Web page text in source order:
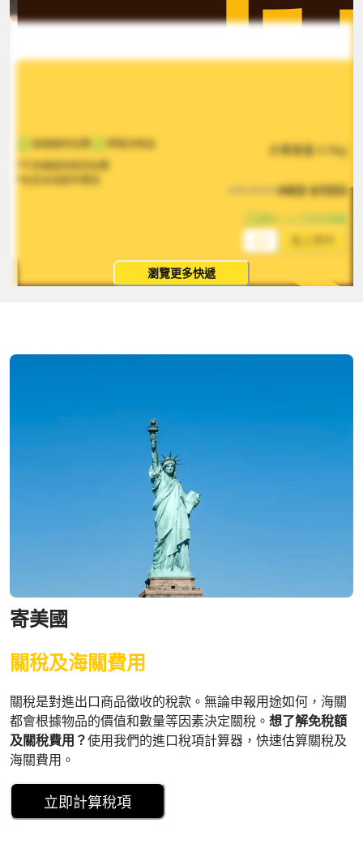
無偏遠附加費
帶電池物品
*不含偏遠地區附加費
*包含本地取件費用
計費重量 0.5kg
2330HKD$1553
預計 1-5 工作日到達
瀏覽更多快遞
寄美國
關稅及海關費用
關稅是對進出口商品徵收的稅款。無論申報用途如何，海關
都會根據物品的價值和數量等因素決定關稅。 想了解免稅額
及關稅費用？使用我們的進口稅項計算器，快速估算關稅及
海關費用。
立即計算稅項